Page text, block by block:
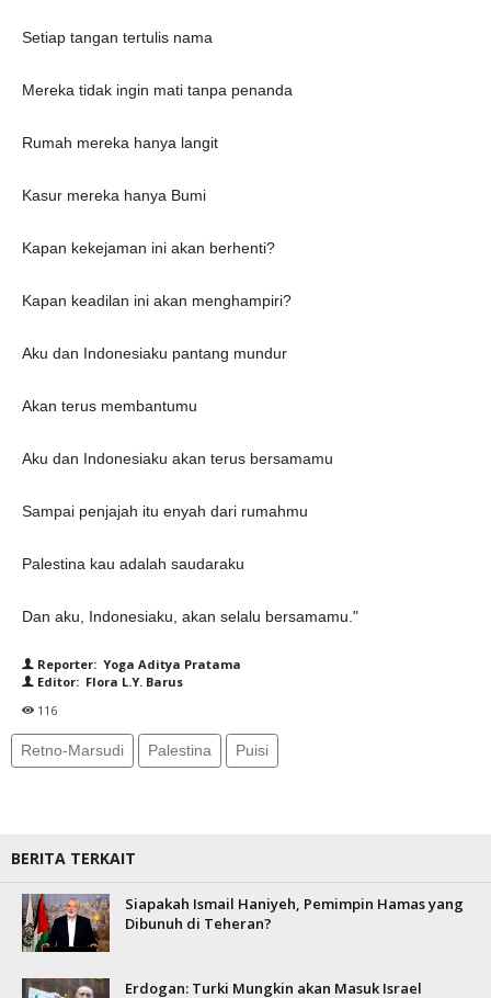
Setiap tangan tertulis nama
Mereka tidak ingin mati tanpa penanda
Rumah mereka hanya langit
Kasur mereka hanya Bumi
Kapan kekejaman ini akan berhenti?
Kapan keadilan ini akan menghampiri?
Aku dan Indonesiaku pantang mundur
Akan terus membantumu
Aku dan Indonesiaku akan terus bersamamu
Sampai penjajah itu enyah dari rumahmu
Palestina kau adalah saudaraku
Dan aku, Indonesiaku, akan selalu bersamamu."
Reporter: Yoga Aditya Pratama
Editor: Flora L.Y. Barus
116
Retno-Marsudi Palestina Puisi
BERITA TERKAIT
Siapakah Ismail Haniyeh, Pemimpin Hamas yang
Dibunuh di Teheran?
Erdogan: Turki Mungkin akan Masuk Israel